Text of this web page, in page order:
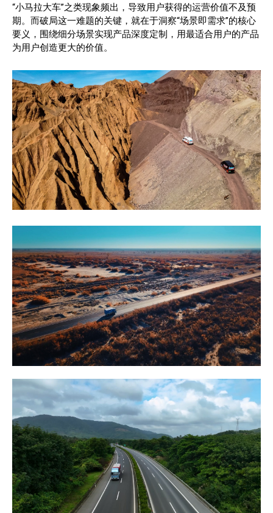
“小马拉大车”之类现象频出，导致用户获得的运营价值不及预
期。而破局这一难题的关键，就在于洞察“场景即需求”的核心
要义，围绕细分场景实现产品深度定制，用最适合用户的产品
为用户创造更大的价值。